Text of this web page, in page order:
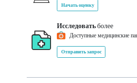
Начать оценку
Исследоватьболее
Доступные медицинские
Отправить запрос